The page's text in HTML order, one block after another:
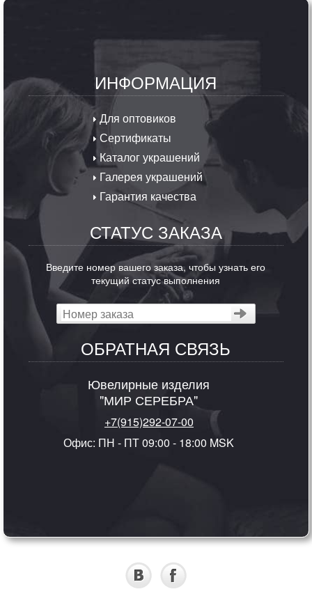
ИНФОРМАЦИЯ
Для оптовиков
Сертификаты
Каталог украшений
Галерея украшений
Гарантия качества
СТАТУС ЗАКАЗА
Введите номер вашего заказа, чтобы узнать его
текущий статус выполнения
ОБРАТНАЯ СВЯЗЬ
Ювелирные изделия
"МИР СЕРЕБРА"
+7(915)292-07-00
Офис: ПН - ПТ 09:00 - 18:00 MSK